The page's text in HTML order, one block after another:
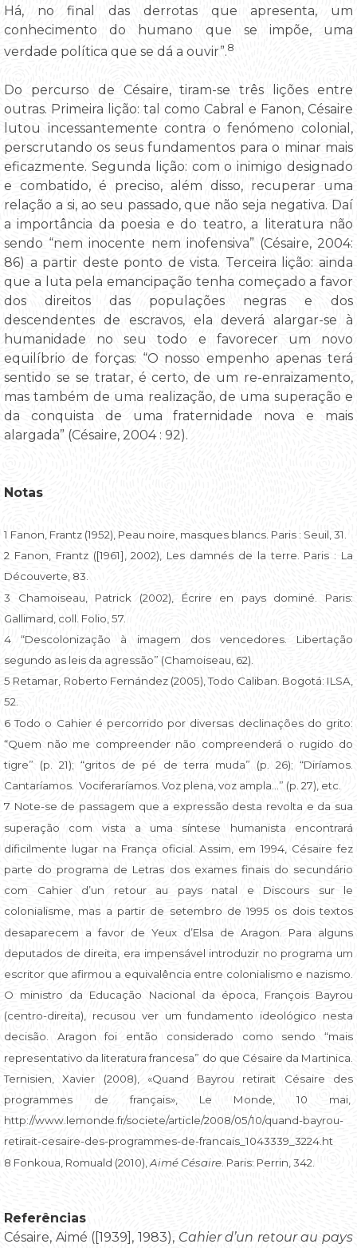
Há, no final das derrotas que apresenta, um
conhecimento do humano que se impõe, uma
verdade política que se dá a ouvir”.8
Do percurso de Césaire, tiram-se três lições entre
outras. Primeira lição: tal como Cabral e Fanon, Césaire
lutou incessantemente contra o fenómeno colonial,
perscrutando os seus fundamentos para o minar mais
eficazmente. Segunda lição: com o inimigo designado
e combatido, é preciso, além disso, recuperar uma
relação a si, ao seu passado, que não seja negativa. Daí
a importância da poesia e do teatro, a literatura não
sendo “nem inocente nem inofensiva” (Césaire, 2004:
86) a partir deste ponto de vista. Terceira lição: ainda
que a luta pela emancipação tenha começado a favor
dos direitos das populações negras e dos
descendentes de escravos, ela deverá alargar-se à
humanidade no seu todo e favorecer um novo
equilíbrio de forças: “O nosso empenho apenas terá
sentido se se tratar, é certo, de um re-enraizamento,
mas também de uma realização, de uma superação e
da conquista de uma fraternidade nova e mais
alargada” (Césaire, 2004 : 92).
Notas
1 Fanon, Frantz (1952), Peau noire, masques blancs. Paris : Seuil, 31.
2 Fanon, Frantz ([1961], 2002), Les damnés de la terre. Paris : La
Découverte, 83.
3 Chamoiseau, Patrick (2002), Écrire en pays dominé. Paris:
Gallimard, coll. Folio, 57.
4 “Descolonização à imagem dos vencedores. Libertação
segundo as leis da agressão” (Chamoiseau, 62).
5 Retamar, Roberto Fernández (2005), Todo Caliban. Bogotá: ILSA,
52.
6 Todo o Cahier é percorrido por diversas declinações do grito:
“Quem não me compreender não compreenderá o rugido do
tigre” (p. 21); “gritos de pé de terra muda” (p. 26); “Diríamos.
Cantaríamos. Vociferaríamos. Voz plena, voz ampla...” (p. 27), etc.
7 Note-se de passagem que a expressão desta revolta e da sua
superação com vista a uma síntese humanista encontrará
dificilmente lugar na França oficial. Assim, em 1994, Césaire fez
parte do programa de Letras dos exames finais do secundário
com Cahier d’un retour au pays natal e Discours sur le
colonialisme, mas a partir de setembro de 1995 os dois textos
desaparecem a favor de Yeux d’Elsa de Aragon. Para alguns
deputados de direita, era impensável introduzir no programa um
escritor que afirmou a equivalência entre colonialismo e nazismo.
O ministro da Educação Nacional da época, François Bayrou
(centro-direita), recusou ver um fundamento ideológico nesta
decisão. Aragon foi então considerado como sendo “mais
representativo da literatura francesa” do que Césaire da Martinica.
Ternisien, Xavier (2008), «Quand Bayrou retirait Césaire des
programmes de français», Le Monde, 10 mai,
http://www.lemonde.fr/societe/article/2008/05/10/quand-bayrou-
retirait-cesaire-des-programmes-de-francais_1043339_3224.ht
8 Fonkoua, Romuald (2010), Aimé Césaire . Paris: Perrin, 342.
Referências
Césaire, Aimé ([1939], 1983), Cahier d’un retour au pays